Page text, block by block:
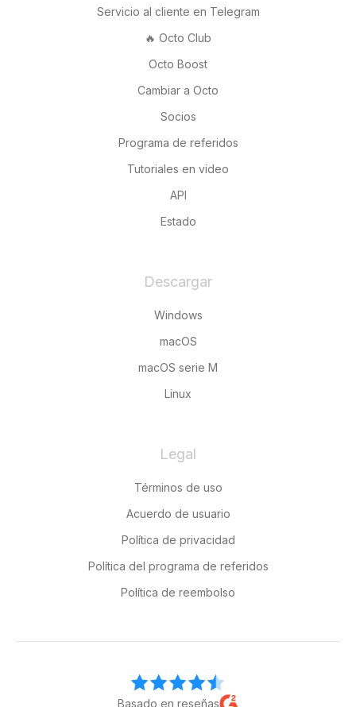
Servicio al cliente en Telegram
🔥 Octo Club
Octo Boost
Cambiar a Octo
Socios
Programa de referidos
Tutoriales en video
API
Estado
Descargar
Windows
macOS
macOS serie M
Linux
Legal
Términos de uso
Acuerdo de usuario
Política de privacidad
Política del programa de referidos
Política de reembolso
Basado en reseñas